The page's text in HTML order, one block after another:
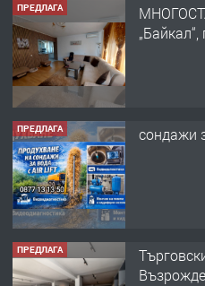
ПРЕДЛАГА
ПРЕДЛАГА сондажи
ПРЕДЛАГА